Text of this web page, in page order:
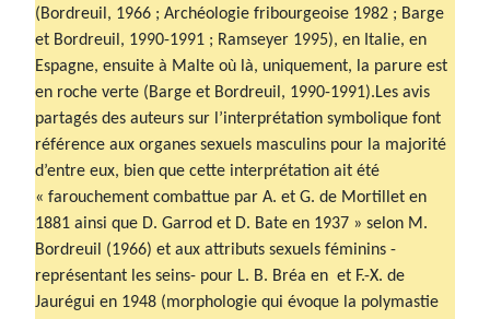
(Bordreuil, 1966 ; Archéologie fribourgeoise 1982 ; Barge
et Bordreuil, 1990-1991 ; Ramseyer 1995), en Italie, en
Espagne, ensuite à Malte où là, uniquement, la parure est
en roche verte (Barge et Bordreuil, 1990-1991).Les avis
partagés des auteurs sur l’interprétation symbolique font
référence aux organes sexuels masculins pour la majorité
d’entre eux, bien que cette interprétation ait été
« farouchement combattue par A. et G. de Mortillet en
1881 ainsi que D. Garrod et D. Bate en 1937 » selon M.
Bordreuil (1966) et aux attributs sexuels féminins -
représentant les seins- pour L. B. Bréa en et F.-X. de
Jaurégui en 1948 (morphologie qui évoque la polymastie